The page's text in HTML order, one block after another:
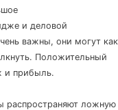
и деловой
важны, они могут как
Положительный
и прибыль.
распространяют ложную